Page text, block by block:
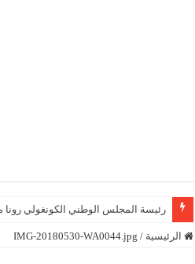
رئيسة المجلس الوطني الكونغولي رونا
الرئيسية /
IMG-20180530-WA0044.jpg